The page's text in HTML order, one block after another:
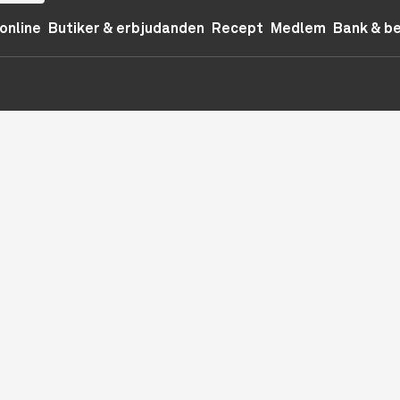
Butiker & erbjudanden Recept Medlem Bank &